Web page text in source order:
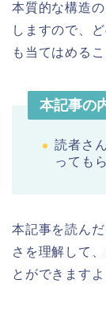
本質的な構造
しますので、
も当てはめる
本記事の
読者さ
っても
本記事を読ん
さを理解して
とができます